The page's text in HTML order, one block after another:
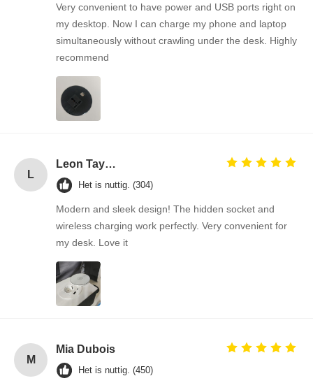
Very convenient to have power and USB ports right on
my desktop. Now I can charge my phone and laptop
simultaneously without crawling under the desk. Highly
recommend
L
Leon Taylor
Het is nuttig. (304)
Modern and sleek design! The hidden socket and
wireless charging work perfectly. Very convenient for
my desk. Love it
M
Mia Dubois
Het is nuttig. (450)